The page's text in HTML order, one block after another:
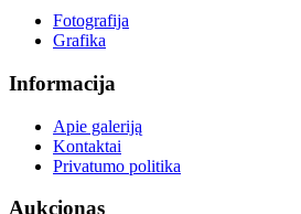
Fotografija
Grafika
Informacija
Apie galeriją
Kontaktai
Privatumo politika
Aukcionas